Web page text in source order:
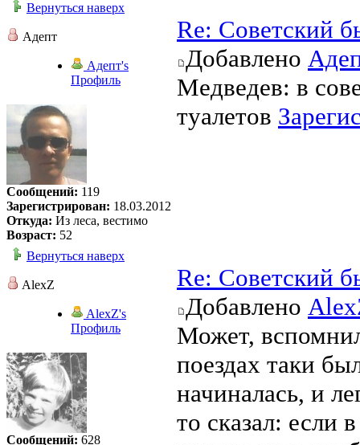
Вернуться наверх
Адепт
Адепт's
Профиль
Сообщений: 119
Зарегистрирован: 18.03.2012
Откуда: Из леса, вестимо
Возраст: 52
Re: Советский
Добавлено
Медведев: в
туалетов
Вернуться наверх
AlexZ
AlexZ's
Профиль
Сообщений: 628
Re: Советский
Добавлено
Может,
поездах таки
начиналась, и
то сказал: если